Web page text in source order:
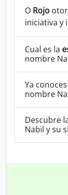
O Rojo
iniciativa y
Cual es la
nombre
Ya
nombre
Descubre
Nabil y su